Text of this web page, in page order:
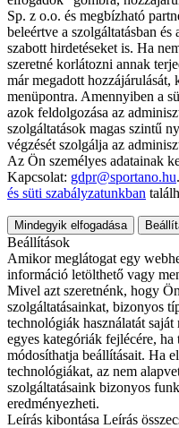
Sp. z o.o. és megbízható
beleértve a szolgáltatásban
szabott hirdetéseket is. Ha
szeretné korlátozni annak
már megadott
menüpontra. Amennyiben a
azok feldolgozása az
szolgáltatások magas szintű
végzését szolgálja az
Az Ön személyes adatainak
Kapcsolat: gdpr@sportano.hu
és süti szabályzatunkban
Mindegyik elfogadása
Beállítások
Amikor meglátogat egy
információ letölthető vagy
Mivel azt szeretnénk, hogy
szolgáltatásainkat, bizonyos
technológiák használatát
egyes kategóriák fejlécére, ha
módosíthatja beállításait. Ha
technológiákat, az nem
szolgáltatásaink bizonyos
eredményezheti.
Leírás kibontása Leírás